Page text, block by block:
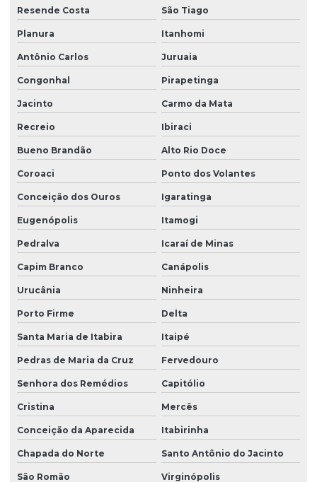
Resende Costa São Tiago
Planura Itanhomi
Antônio Carlos Juruaia
Congonhal Pirapetinga
Jacinto Carmo da Mata
Recreio Ibiraci
Bueno Brandão Alto Rio Doce
Coroaci Ponto dos Volantes
Conceição dos Ouros Igaratinga
Eugenópolis Itamogi
Pedralva Icaraí de Minas
Capim Branco Canápolis
Urucânia Ninheira
Porto Firme Delta
Santa Maria de Itabira Itaipé
Pedras de Maria da Cruz Fervedouro
Senhora dos Remédios Capitólio
Cristina Mercês
Conceição da Aparecida Itabirinha
Chapada do Norte Santo Antônio do Jacinto
São Romão Virginópolis